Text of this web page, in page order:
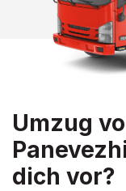
Umzug
dich vor?